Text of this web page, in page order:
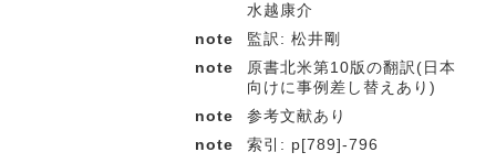
水越康介
note
監訳: 松井剛
note
原書北米第10版の翻訳(日本
向けに事例差し替えあり)
note
参考文献あり
note
索引: p[789]-796